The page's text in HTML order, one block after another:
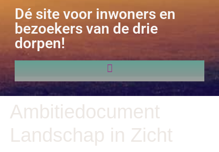
Dé site voor inwoners en
bezoekers van de drie
dorpen!
Ambitiedocument
Landschap in Zicht